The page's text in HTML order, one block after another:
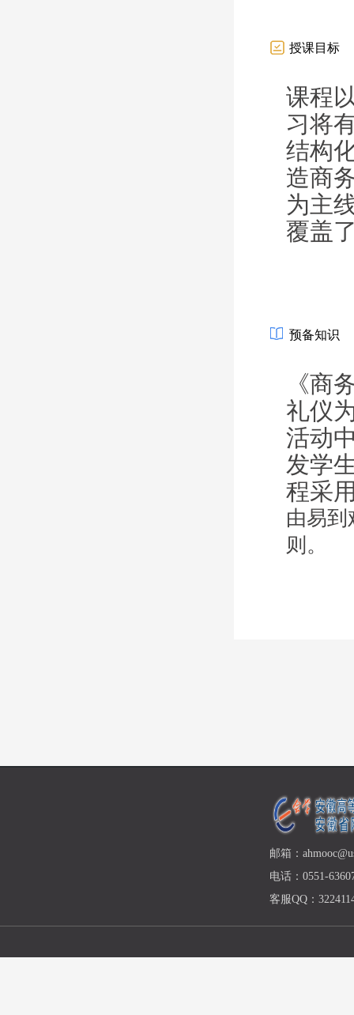
授课目标
课程
习将
结构
造商
为主
覆盖
预备知识
《商
礼仪
活动
发学
程采
由易
则。
邮箱：
电话：0551-
客服QQ：